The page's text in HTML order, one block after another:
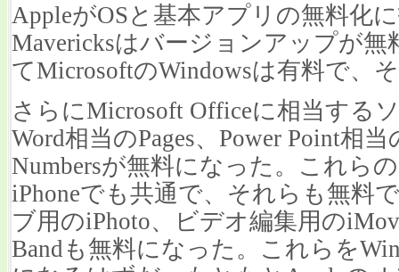
AppleがOSと基本アプリの無料化
Mavericksはバージョンアップが
てMicrosoftのWindowsは有料で、
さらにMicrosoft Officeに相当する
Word相当のPages、Power Point相
Numbersが無料になった。これら
iPhoneでも共通で、それらも無料
ブ用のiPhoto、ビデオ編集用の
Bandも無料になった。これらを